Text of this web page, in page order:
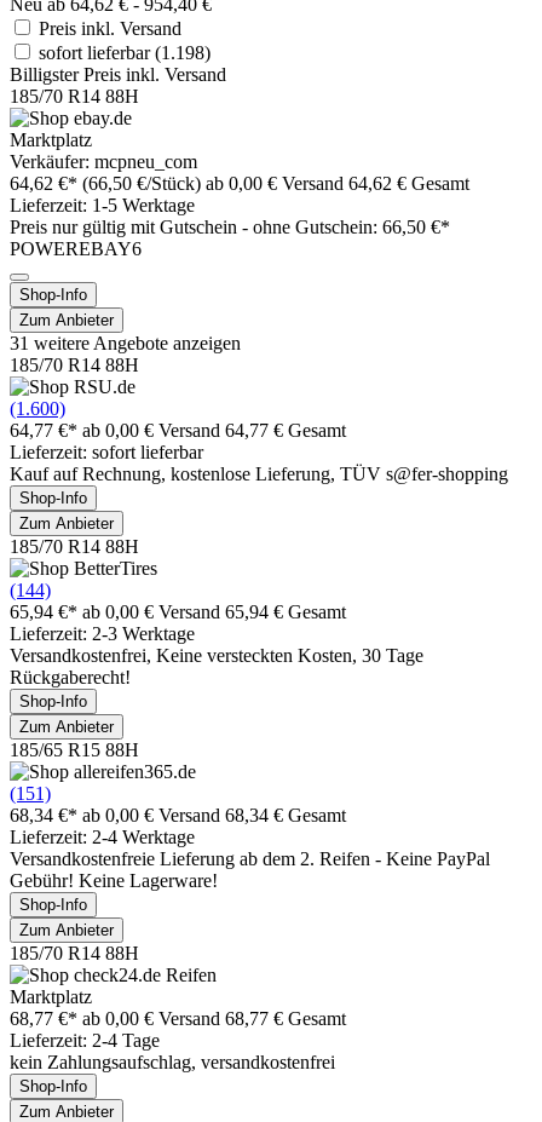
Preis inkl. Versand
sofort lieferbar(1.198)
Billigster Preis inkl. Versand
185/70 R14 88H
Marktplatz
Verkäufer: mcpneu_com
64,62 €* (66,50 €/Stück) ab 0,00 € Versand 64,62 € Gesamt
Lieferzeit: 1-5 Werktage
Preis nur gültig mit Gutschein - ohne Gutschein: 66,50 €*
POWEREBAY6
Shop-Info
Zum Anbieter
31 weitere Angebote anzeigen
185/70 R14 88H
(1.600)
64,77 €* ab 0,00 € Versand 64,77 € Gesamt
Lieferzeit: sofort lieferbar
Kauf auf Rechnung, kostenlose Lieferung, TÜV s@fer-shopping
Shop-Info
Zum Anbieter
185/70 R14 88H
(144)
65,94 €* ab 0,00 € Versand 65,94 € Gesamt
Lieferzeit: 2-3 Werktage
Versandkostenfrei, Keine versteckten Kosten, 30 Tage
Rückgaberecht!
Shop-Info
Zum Anbieter
185/65 R15 88H
(151)
68,34 €* ab 0,00 € Versand 68,34 € Gesamt
Lieferzeit: 2-4 Werktage
Versandkostenfreie Lieferung ab dem 2. Reifen - Keine PayPal
Gebühr! Keine Lagerware!
Shop-Info
Zum Anbieter
185/70 R14 88H
Marktplatz
68,77 €* ab 0,00 € Versand 68,77 € Gesamt
Lieferzeit: 2-4 Tage
kein Zahlungsaufschlag, versandkostenfrei
Shop-Info
Zum Anbieter